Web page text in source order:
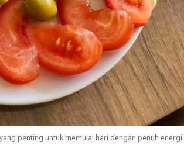
penting untuk memulai hari dengan penuh energi.